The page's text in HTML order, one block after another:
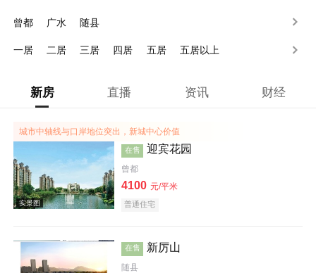
曾都 广水 随县
一居 二居 三居 四居 五居 五居以上
新房 直播 资讯 财经
城市中轴线与口岸地位突出，新城中心价值
在售 迎宾花园
曾都
4100 元/平米
普通住宅
在售 新厉山
随县